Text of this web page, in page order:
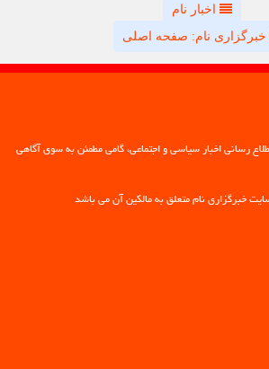
اخبار نام
خبرگزاری نام: صفحه اصلی